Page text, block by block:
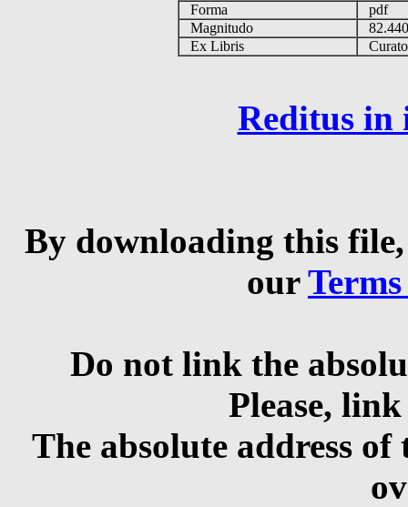
Forma
pdf
Magnitudo
Ex Libris
Reditus in
By downloading this
our
Do not link the
Please,
The absolute address